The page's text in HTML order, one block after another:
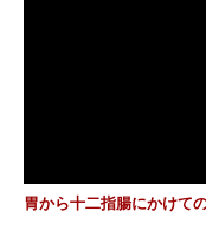
胃から十二指腸にかけて